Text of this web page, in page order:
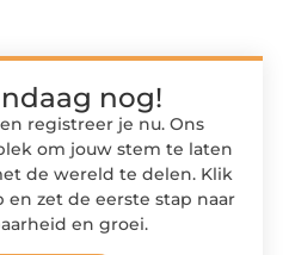
nog!
registreer je nu. Ons
om jouw stem te laten
de wereld te delen. Klik
zet de eerste stap naar
en groei.